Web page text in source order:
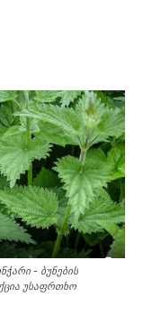
- ბუნების
უსაფრთხო